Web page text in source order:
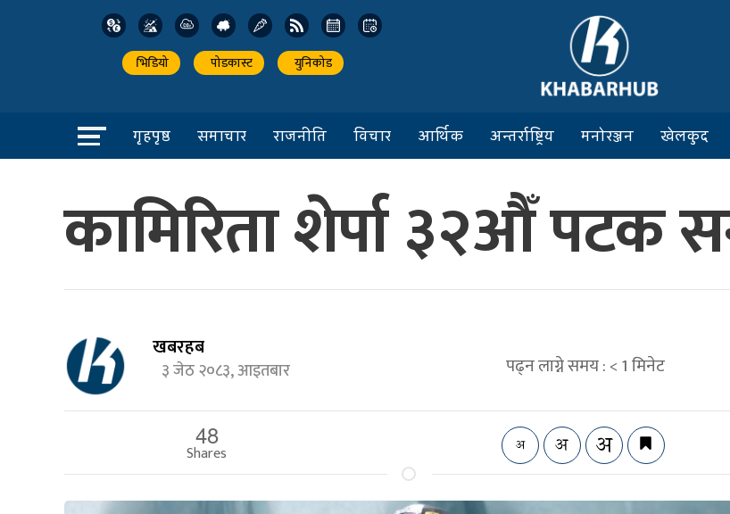
भिडियो पोडकास्ट युनिकोड
गृहपृष्ठ समाचार राजनीति विचार आर्थिक अन्तर्राष्ट्रिय मनोरञ्जन खेलकुद
कामिरिता शेर्पा ३२औँ पटक
खबरहब
३ जेठ २०८३, आइतबार पढ्न लाग्ने समय :< 1मिनेट
48
Shares